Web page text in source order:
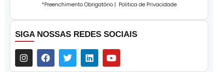
*Preenchimento Obrigatório | Politica de Privacidade
SIGA NOSSAS REDES SOCIAIS